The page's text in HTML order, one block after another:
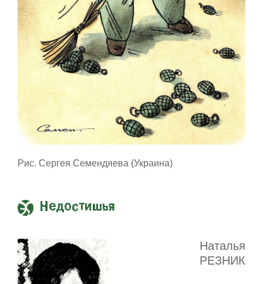
Рис. Сергея Семендяева (Украина)
Недостишья
Наталья
РЕЗНИК